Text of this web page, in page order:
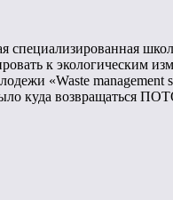
специализированная
к экологическим
«Waste
куда возвращаться